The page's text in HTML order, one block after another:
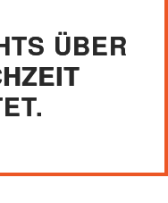
ÜBER